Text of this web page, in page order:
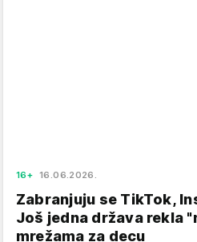
16+ 16.06.2026.
Zabranjuju se TikTok,
Još jedna država rekla
mrežama za decu